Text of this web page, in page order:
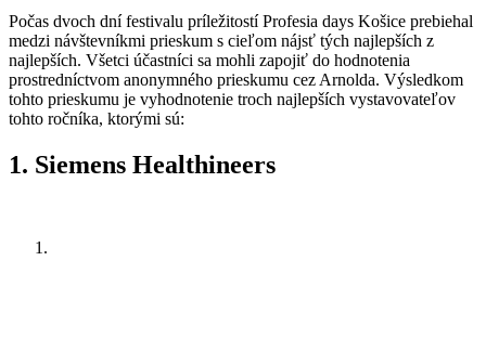
Počas dvoch dní festivalu príležitostí Profesia days Košice prebiehal
medzi návštevníkmi prieskum s cieľom nájsť tých najlepších z
najlepších. Všetci účastníci sa mohli zapojiť do hodnotenia
prostredníctvom anonymného prieskumu cez Arnolda. Výsledkom
tohto prieskumu je vyhodnotenie troch najlepších vystavovateľov
tohto ročníka, ktorými sú:
1. Siemens Healthineers